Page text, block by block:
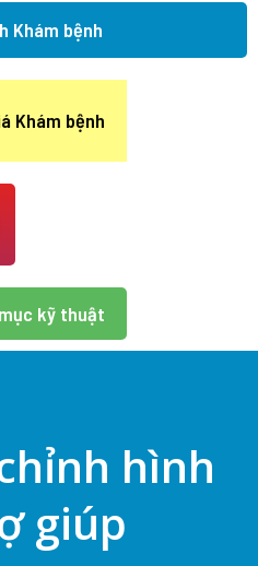
Khám bệnh
Khám bệnh
kỹ thuật
hình
giúp